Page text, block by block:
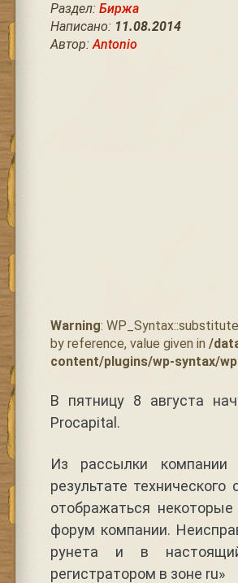
Раздел: Биржа
Написано: 11.08.2014
Автор:Antonio
Warning:
by reference, value given in /
content/plugins/wp-syntax/
В пятницу 8 августа
Procapital.
Из рассылки
результате
отображаться
форум компании.
рунета и в
регистратором в зоне ru»